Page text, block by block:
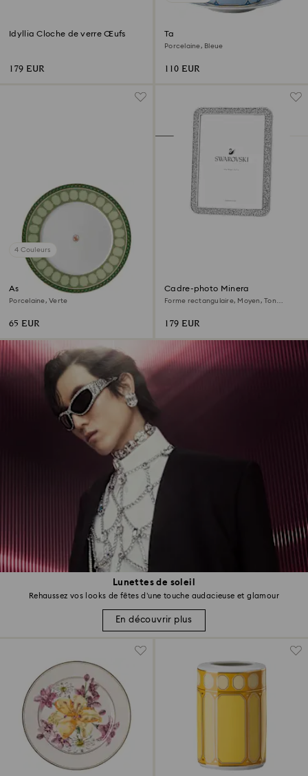
Idyllia Cloche de verre Œufs
179 EUR
Tasse avec soucoupe Signum
Porcelaine, Bleue
110 EUR
4 Couleurs
Assiette plate Signum
Porcelaine, Verte
65 EUR
Cadre-photo Minera
Forme rectangulaire, Moyen, Ton
179 EUR
Lunettes de soleil
Rehaussez vos looks de fêtes d’une touche audacieuse et glamour
En découvrir plus